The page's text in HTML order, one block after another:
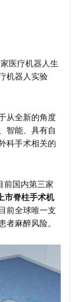
医疗机器人生
机器人实验
从全新的角度
智能、具有自
科手术相关的
前国内第三家
市脊柱手术机
前全球唯一支
者麻醉风险。